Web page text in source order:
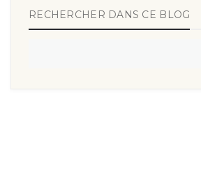
RECHERCHER DANS CE BLOG